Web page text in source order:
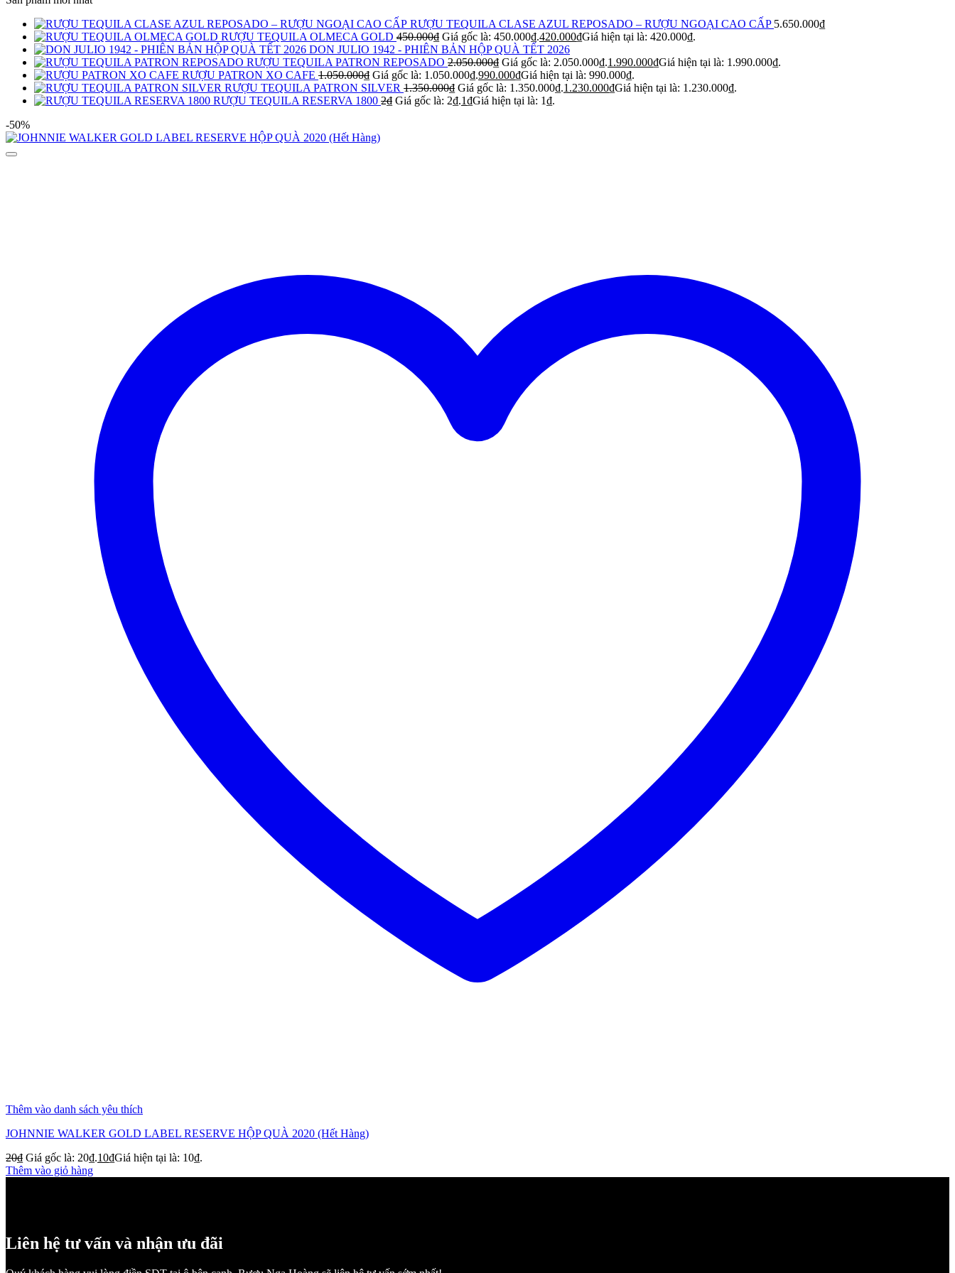
RƯỢU TEQUILA CLASE AZUL REPOSADO – RƯỢU NGOẠI CAO CẤP 5.650.000₫
RƯỢU TEQUILA OLMECA GOLD 450.000₫ Giá gốc là: 450.000₫.420.000₫Giá hiện tại là: 420.000₫.
DON JULIO 1942 - PHIÊN BẢN HỘP QUÀ TẾT 2026
RƯỢU TEQUILA PATRON REPOSADO 2.050.000₫ Giá gốc là: 2.050.000₫.1.990.000₫Giá hiện tại là: 1.990.000₫.
RƯỢU PATRON XO CAFE 1.050.000₫ Giá gốc là: 1.050.000₫.990.000₫Giá hiện tại là: 990.000₫.
RƯỢU TEQUILA PATRON SILVER 1.350.000₫ Giá gốc là: 1.350.000₫.1.230.000₫Giá hiện tại là: 1.230.000₫.
RƯỢU TEQUILA RESERVA 1800 2₫ Giá gốc là: 2₫.1₫Giá hiện tại là: 1₫.
-50%
Thêm vào danh sách yêu thích
JOHNNIE WALKER GOLD LABEL RESERVE HỘP QUÀ 2020 (Hết Hàng)
20₫ Giá gốc là: 20₫.10₫Giá hiện tại là: 10₫.
Thêm vào giỏ hàng
Liên hệ tư vấn và nhận ưu đãi